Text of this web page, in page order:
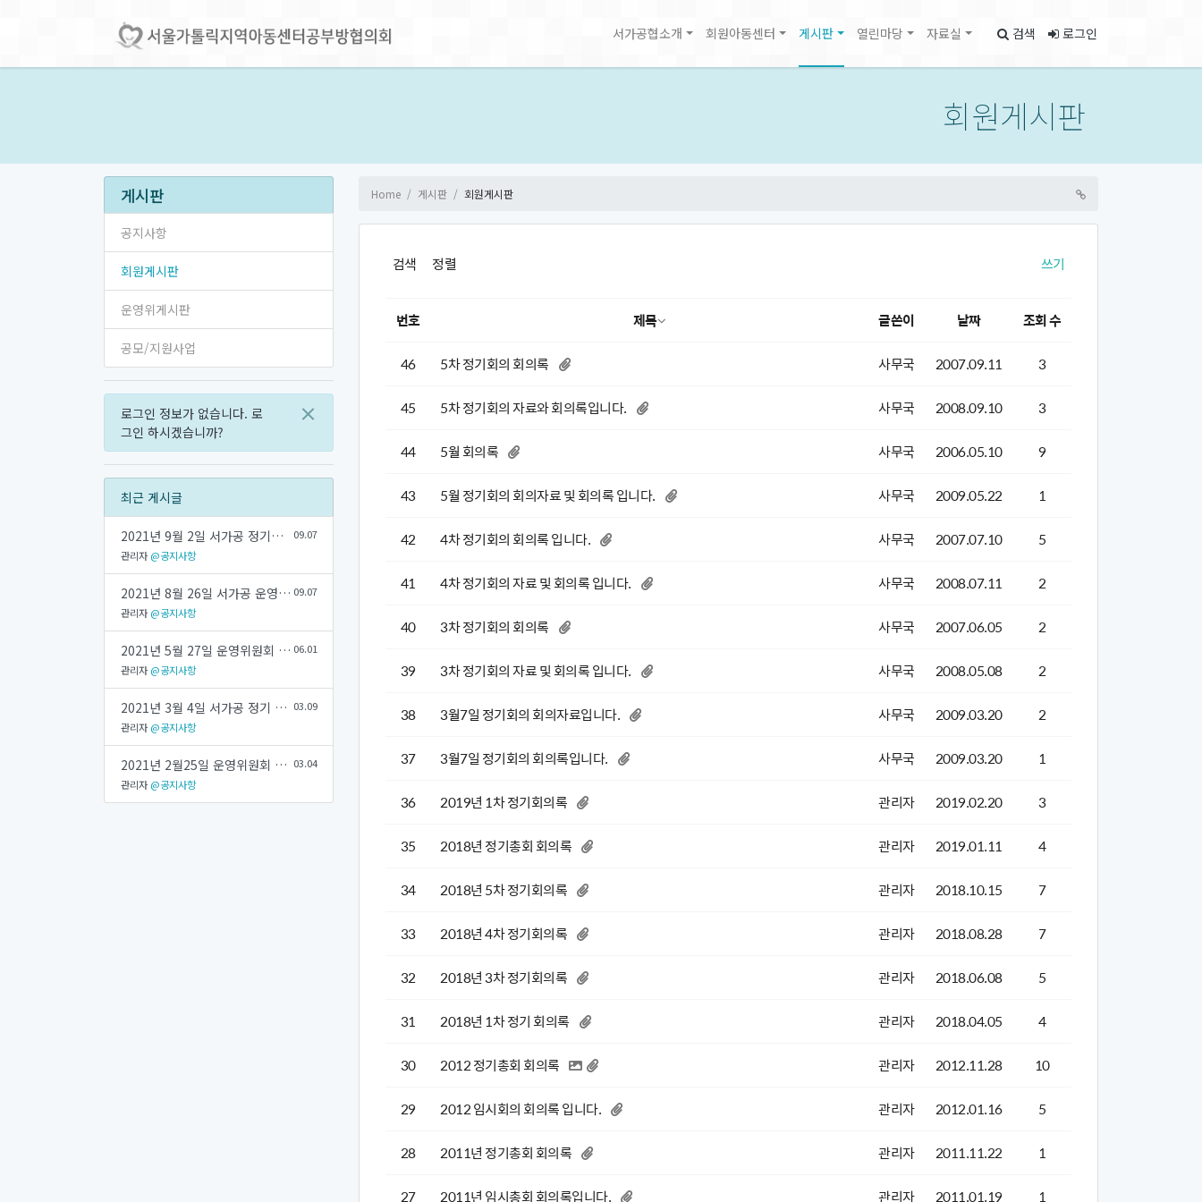
서가공협소개 회원아동센터 게시판 열린마당 자료실 검색 로그인
회원게시판
게시판
공지사항
회원게시판
운영위게시판
공모/지원사업
×
로그인 정보가 없습니다. 로
그인 하시겠습니까?
최근 게시글
2021년 9월 2일 서가공 정기회의 회의록
09.07
관리자@공지사항
2021년 8월 26일 서가공 운영위원회 회의록 09.07
관리자@공지사항
2021년 5월 27일 운영위원회 회의록 06.01
관리자@공지사항
2021년 3월 4일 서가공 정기 회의록 03.09
관리자@공지사항
2021년 2월25일 운영위원회 회의록 03.04
관리자@공지사항
Home 게시판 회원게시판
검색 정렬 쓰기
번호 제목 글쓴이 날짜 조회 수
46 5차 정기회의 회의록 사무국 2007.09.11 3
45 5차 정기회의 자료와 회의록입니다. 사무국 2008.09.10 3
44 5월 회의록 사무국 2006.05.10 9
43 5월 정기회의 회의자료 및 회의록 입니다. 사무국 2009.05.22 1
42 4차 정기회의 회의록 입니다. 사무국 2007.07.10 5
41 4차 정기회의 자료 및 회의록 입니다. 사무국 2008.07.11 2
40 3차 정기회의 회의록 사무국 2007.06.05 2
39 3차 정기회의 자료 및 회의록 입니다. 사무국 2008.05.08 2
38 3월7일 정기회의 회의자료입니다. 사무국 2009.03.20 2
37 3월7일 정기회의 회의록입니다. 사무국 2009.03.20 1
36 2019년 1차 정기회의록 관리자 2019.02.20 3
35 2018년 정기총회 회의록 관리자 2019.01.11 4
34 2018년 5차 정기회의록 관리자 2018.10.15 7
33 2018년 4차 정기회의록 관리자 2018.08.28 7
32 2018년 3차 정기회의록 관리자 2018.06.08 5
31 2018년 1차 정기 회의록 관리자 2018.04.05 4
30 2012 정기총회 회의록 관리자 2012.11.28 10
29 2012 임시회의 회의록 입니다. 관리자 2012.01.16 5
28 2011년 정기총회 회의록 관리자 2011.11.22 1
27 2011년 임시총회 회의록입니다. 관리자 2011.01.19 1